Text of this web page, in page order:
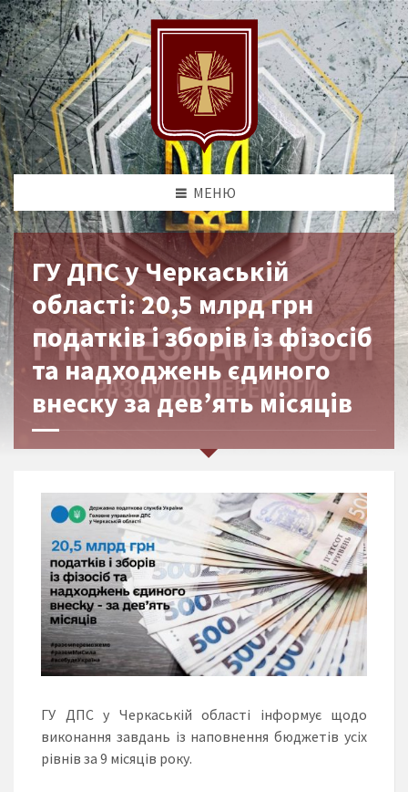
МЕНЮ
ГУ ДПС у Черкаській
області: 20,5 млрд грн
податків і зборів із фізосіб
та надходжень єдиного
внеску за дев’ять місяців
ГУ ДПС у Черкаській області інформує щодо
виконання завдань із наповнення бюджетів усіх
рівнів за 9 місяців року.